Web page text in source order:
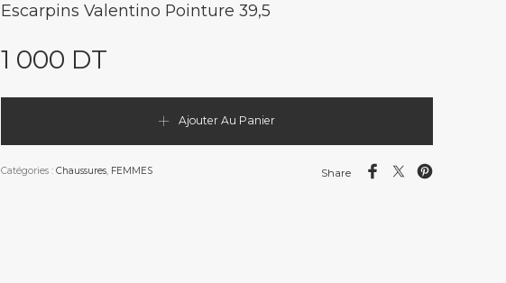
Escarpins Valentino Pointure 39,5
1 000 DT
Ajouter Au Panier
Share
Catégories : Chaussures, FEMMES